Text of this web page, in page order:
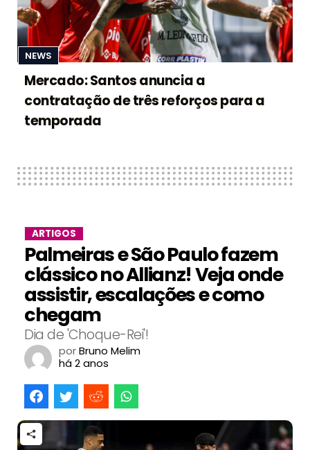
NEWS
Mercado: Santos anuncia a
contratação de três reforços para a
temporada
ARTIGOS
Palmeiras e São Paulo fazem
clássico no Allianz! Veja onde
assistir, escalações e como
chegam
Dia de 'Choque-Rei'!
porBruno Melim
há 2 anos